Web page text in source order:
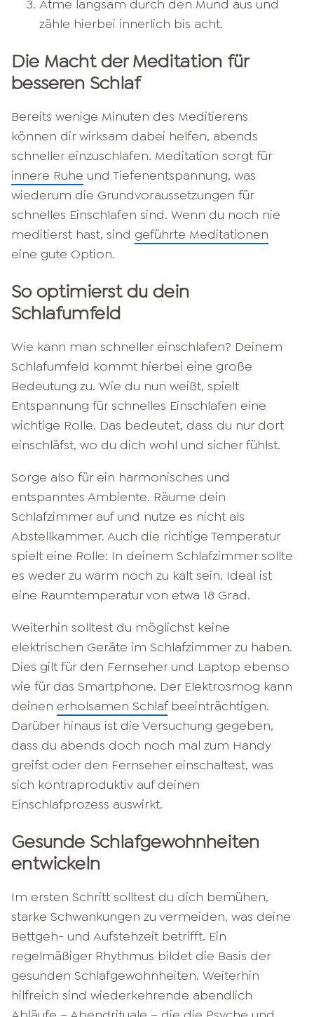
Atme langsam durch den Mund aus und
zähle hierbei innerlich bis acht.
Die Macht der Meditation für
besseren Schlaf
Bereits wenige Minuten des Meditierens
können dir wirksam dabei helfen, abends
schneller einzuschlafen. Meditation sorgt für
innere Ruhe und Tiefenentspannung, was
wiederum die Grundvoraussetzungen für
schnelles Einschlafen sind. Wenn du noch nie
meditierst hast, sind geführte Meditationen
eine gute Option.
So optimierst du dein
Schlafumfeld
Wie kann man schneller einschlafen? Deinem
Schlafumfeld kommt hierbei eine große
Bedeutung zu. Wie du nun weißt, spielt
Entspannung für schnelles Einschlafen eine
wichtige Rolle. Das bedeutet, dass du nur dort
einschläfst, wo du dich wohl und sicher fühlst.
Sorge also für ein harmonisches und
entspanntes Ambiente. Räume dein
Schlafzimmer auf und nutze es nicht als
Abstellkammer. Auch die richtige Temperatur
spielt eine Rolle: In deinem Schlafzimmer sollte
es weder zu warm noch zu kalt sein. Ideal ist
eine Raumtemperatur von etwa 18 Grad.
Weiterhin solltest du möglichst keine
elektrischen Geräte im Schlafzimmer zu haben.
Dies gilt für den Fernseher und Laptop ebenso
wie für das Smartphone. Der Elektrosmog kann
deinen erholsamen Schlafbeeinträchtigen.
Darüber hinaus ist die Versuchung gegeben,
dass du abends doch noch mal zum Handy
greifst oder den Fernseher einschaltest, was
sich kontraproduktiv auf deinen
Einschlafprozess auswirkt.
Gesunde Schlafgewohnheiten
entwickeln
Im ersten Schritt solltest du dich bemühen,
starke Schwankungen zu vermeiden, was deine
Bettgeh- und Aufstehzeit betrifft. Ein
regelmäßiger Rhythmus bildet die Basis der
gesunden Schlafgewohnheiten. Weiterhin
hilfreich sind wiederkehrende abendlich